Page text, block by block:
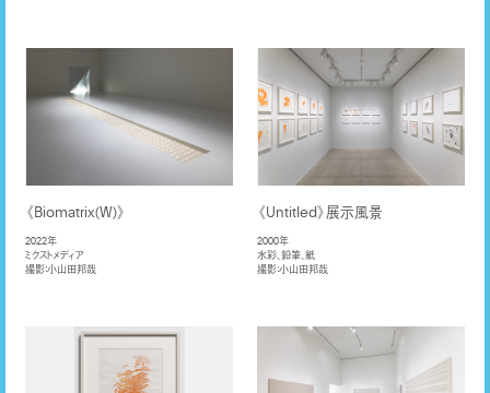
《Biomatrix(W)》
2022年
ミクストメディア
撮影：小山田邦哉
《Untitled》展示風景
2000年
水彩、鉛筆、紙
撮影：小山田邦哉